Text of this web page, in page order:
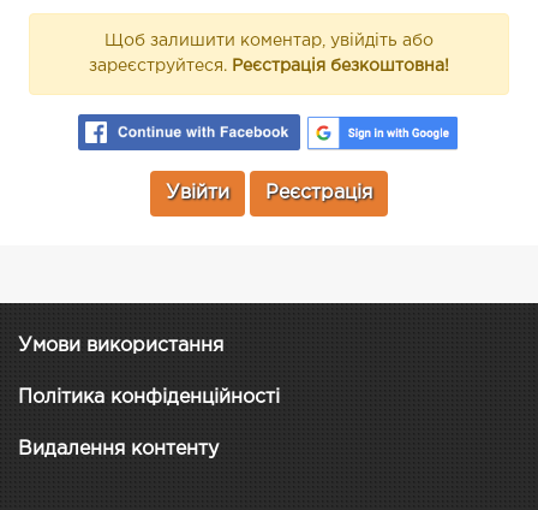
Щоб залишити коментар, увійдіть або
зареєструйтеся. Реєстрація безкоштовна!
Увійти Реєстрація
Умови використання
Політика конфіденційності
Видалення контенту